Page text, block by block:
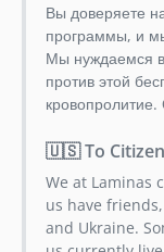
4.3.2
4.3.1
4.3.0
4.2.x-dev
4.2.2
4.2.1
4.2.0
4.1.x-dev
Вы доверяете
программы, и
Мы нуждаемся
против этой
🇺🇸 To
We at Laminas
us have
and Ukraine.